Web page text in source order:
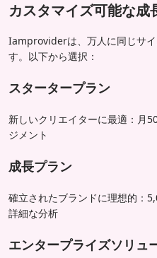
カスタマイズ可能な成
Iamproviderは、万人に同じサ
す。以下から選択：
スタータープラン
新しいクリエイターに最適：月
ジメント
成長プラン
確立されたブランドに理想的：
詳細な分析
エンタープライズソリュ